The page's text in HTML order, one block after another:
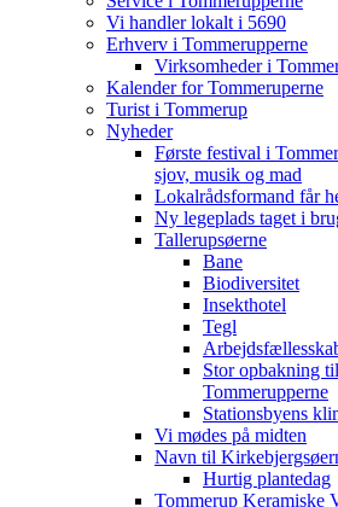
Vi handler lokalt i 5690
Erhverv i Tommerupperne
Virksomheder i
Kalender for Tommeruperne
Turist i Tommerup
Nyheder
Første festival i
sjov, musik og mad
Lokalrådsformand får
Ny legeplads taget i
Tallerupsøerne
Bane
Biodiversitet
Insekthotel
Tegl
Stor opbakning
Tommerupperne
Stationsbyens
Vi mødes på midten
Navn til
Hurtig plantedag
Tommerup Keramiske